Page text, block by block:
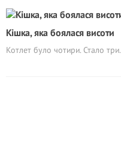
Кішка, яка боялася висоти
Котлет було чотири. Стало три.